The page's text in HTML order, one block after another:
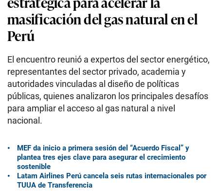
masificación del gas natural en el
Perú
El encuentro reunió a expertos del sector energético,
representantes del sector privado, academia y
autoridades vinculadas al diseño de políticas
públicas, quienes analizaron los principales desafíos
para ampliar el acceso al gas natural a nivel
nacional.
MEF da inicio a primera sesión del “Acuerdo Fiscal” y
plantea tres ejes clave para asegurar el crecimiento
sostenible
Latam Airlines Perú cancela seis rutas internacionales por
TUUA de Transferencia